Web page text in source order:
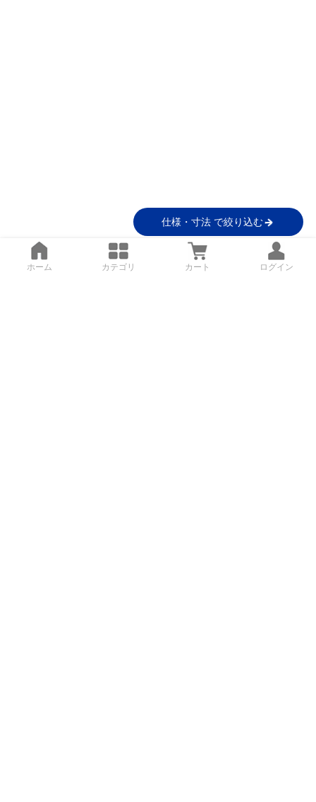
仕様・寸法 で絞り込む
ホーム カテゴリ カート ログイン